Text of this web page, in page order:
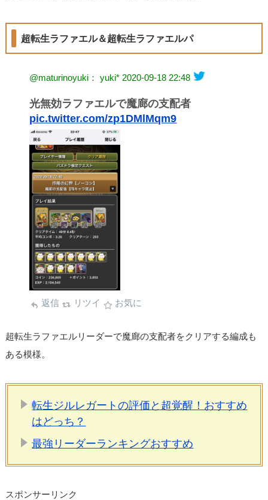
超転生ラファエル＆超転生ラファエルパ
@maturinoyuki： yuki* 2020-09-18 22:48
光無効ラファエルで魔廊の支配者
pic.twitter.com/zp1DMlMqm9
返信 リツイ お気に
超転生ラファエルリーダーで魔廊の支配者をクリアする編成も
ある模様。
転生ジルレガートの評価と超覚醒！おすすめ
はどっち？
最強リーダーランキングおすすめ
スポンサーリンク